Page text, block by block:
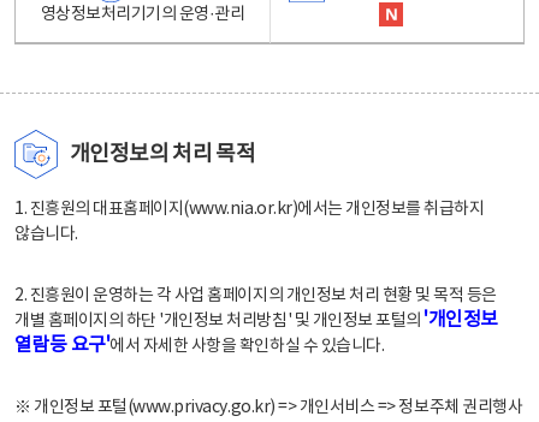
영상정보처리기기의 운영·관리
개인정보의 처리 목적
1. 진흥원의 대표홈페이지(www.nia.or.kr)에서는 개인정보를 취급하지
않습니다.
2. 진흥원이 운영하는 각 사업 홈페이지의 개인정보 처리 현황 및 목적 등은
개별 홈페이지의 하단 '개인정보 처리방침' 및 개인정보 포털의 '개인정보
열람등 요구'에서 자세한 사항을 확인하실 수 있습니다.
※ 개인정보 포털(www.privacy.go.kr) => 개인서비스 => 정보주체 권리행사